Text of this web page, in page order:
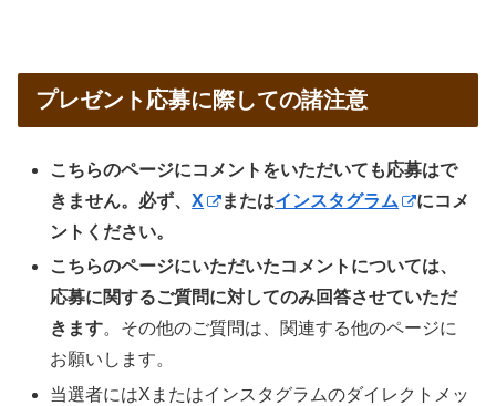
プレゼント応募に際しての諸注意
こちらのページにコメントをいただいても応募はで
きません。必ず、X またはインスタグラム
にコメ
ントください。
こちらのページにいただいたコメントについては、
応募に関するご質問に対してのみ回答させていただ
きます。その他のご質問は、関連する他のページに
お願いします。
当選者にはXまたはインスタグラムのダイレクトメッ